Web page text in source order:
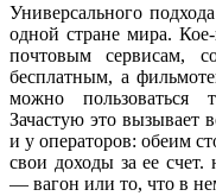
Универсального
одной стране мира. Кое-
почтовым сервисам,
бесплатным, а
можно пользоваться
Зачастую это вызывает
и у операторов: обеим
свои доходы за ее
— вагон или то, что в